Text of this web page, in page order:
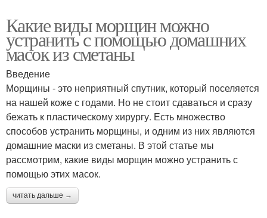
Какие виды морщин можно
устранить с помощью домашних
масок из сметаны
Введение
Морщины - это неприятный спутник, который поселяется
на нашей коже с годами. Но не стоит сдаваться и сразу
бежать к пластическому хирургу. Есть множество
способов устранить морщины, и одним из них являются
домашние маски из сметаны. В этой статье мы
рассмотрим, какие виды морщин можно устранить с
помощью этих масок.
читать дальше →